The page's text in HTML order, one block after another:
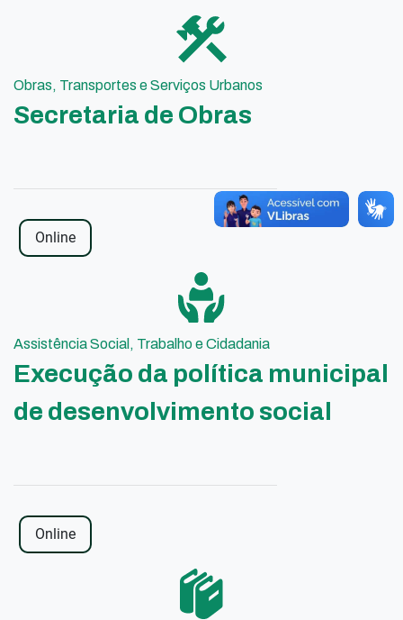
Obras, Transportes e Serviços Urbanos
Secretaria de Obras
Online
Assistência Social, Trabalho e Cidadania
Execução da política municipal
de desenvolvimento social
Online